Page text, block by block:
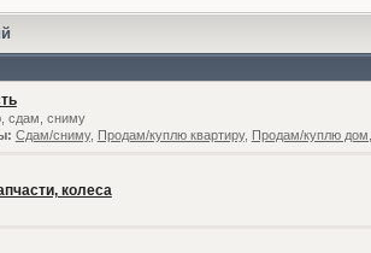
сдам, сниму
Сдам/сниму, Продам/куплю квартиру, Продам/куплю
колеса